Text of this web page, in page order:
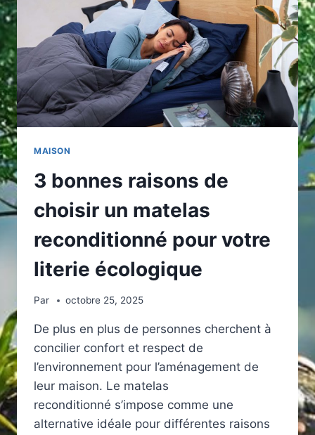
MAISON
3 bonnes raisons de
choisir un matelas
reconditionné pour votre
literie écologique
Par octobre 25, 2025
De plus en plus de personnes cherchent à
concilier confort et respect de
l’environnement pour l’aménagement de
leur maison. Le matelas
reconditionné s’impose comme une
alternative idéale pour différentes raisons